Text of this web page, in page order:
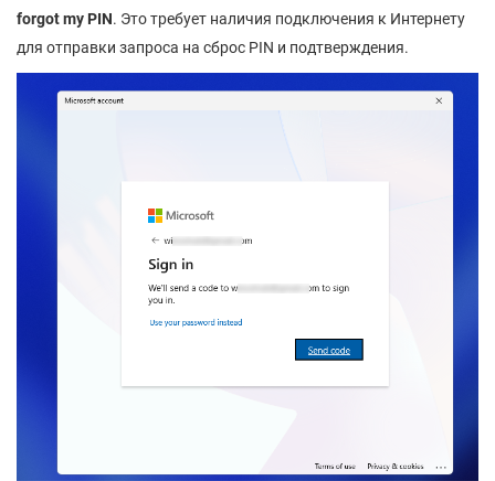
forgot my PIN. Это требует наличия подключения к Интернету
для отправки запроса на сброс PIN и подтверждения.